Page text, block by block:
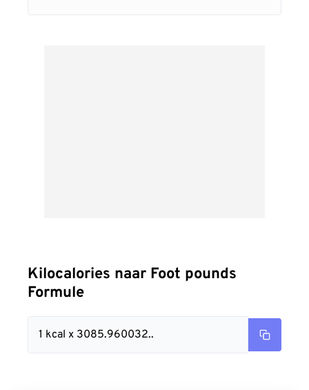
Kilocalories naar Foot pounds
Formule
1 kcal x 3085.960032..